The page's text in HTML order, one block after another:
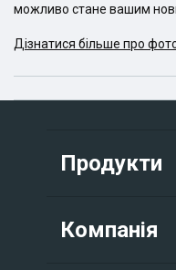
можливо стане вашим
Дізнатися більше про
Продукти
Компанія